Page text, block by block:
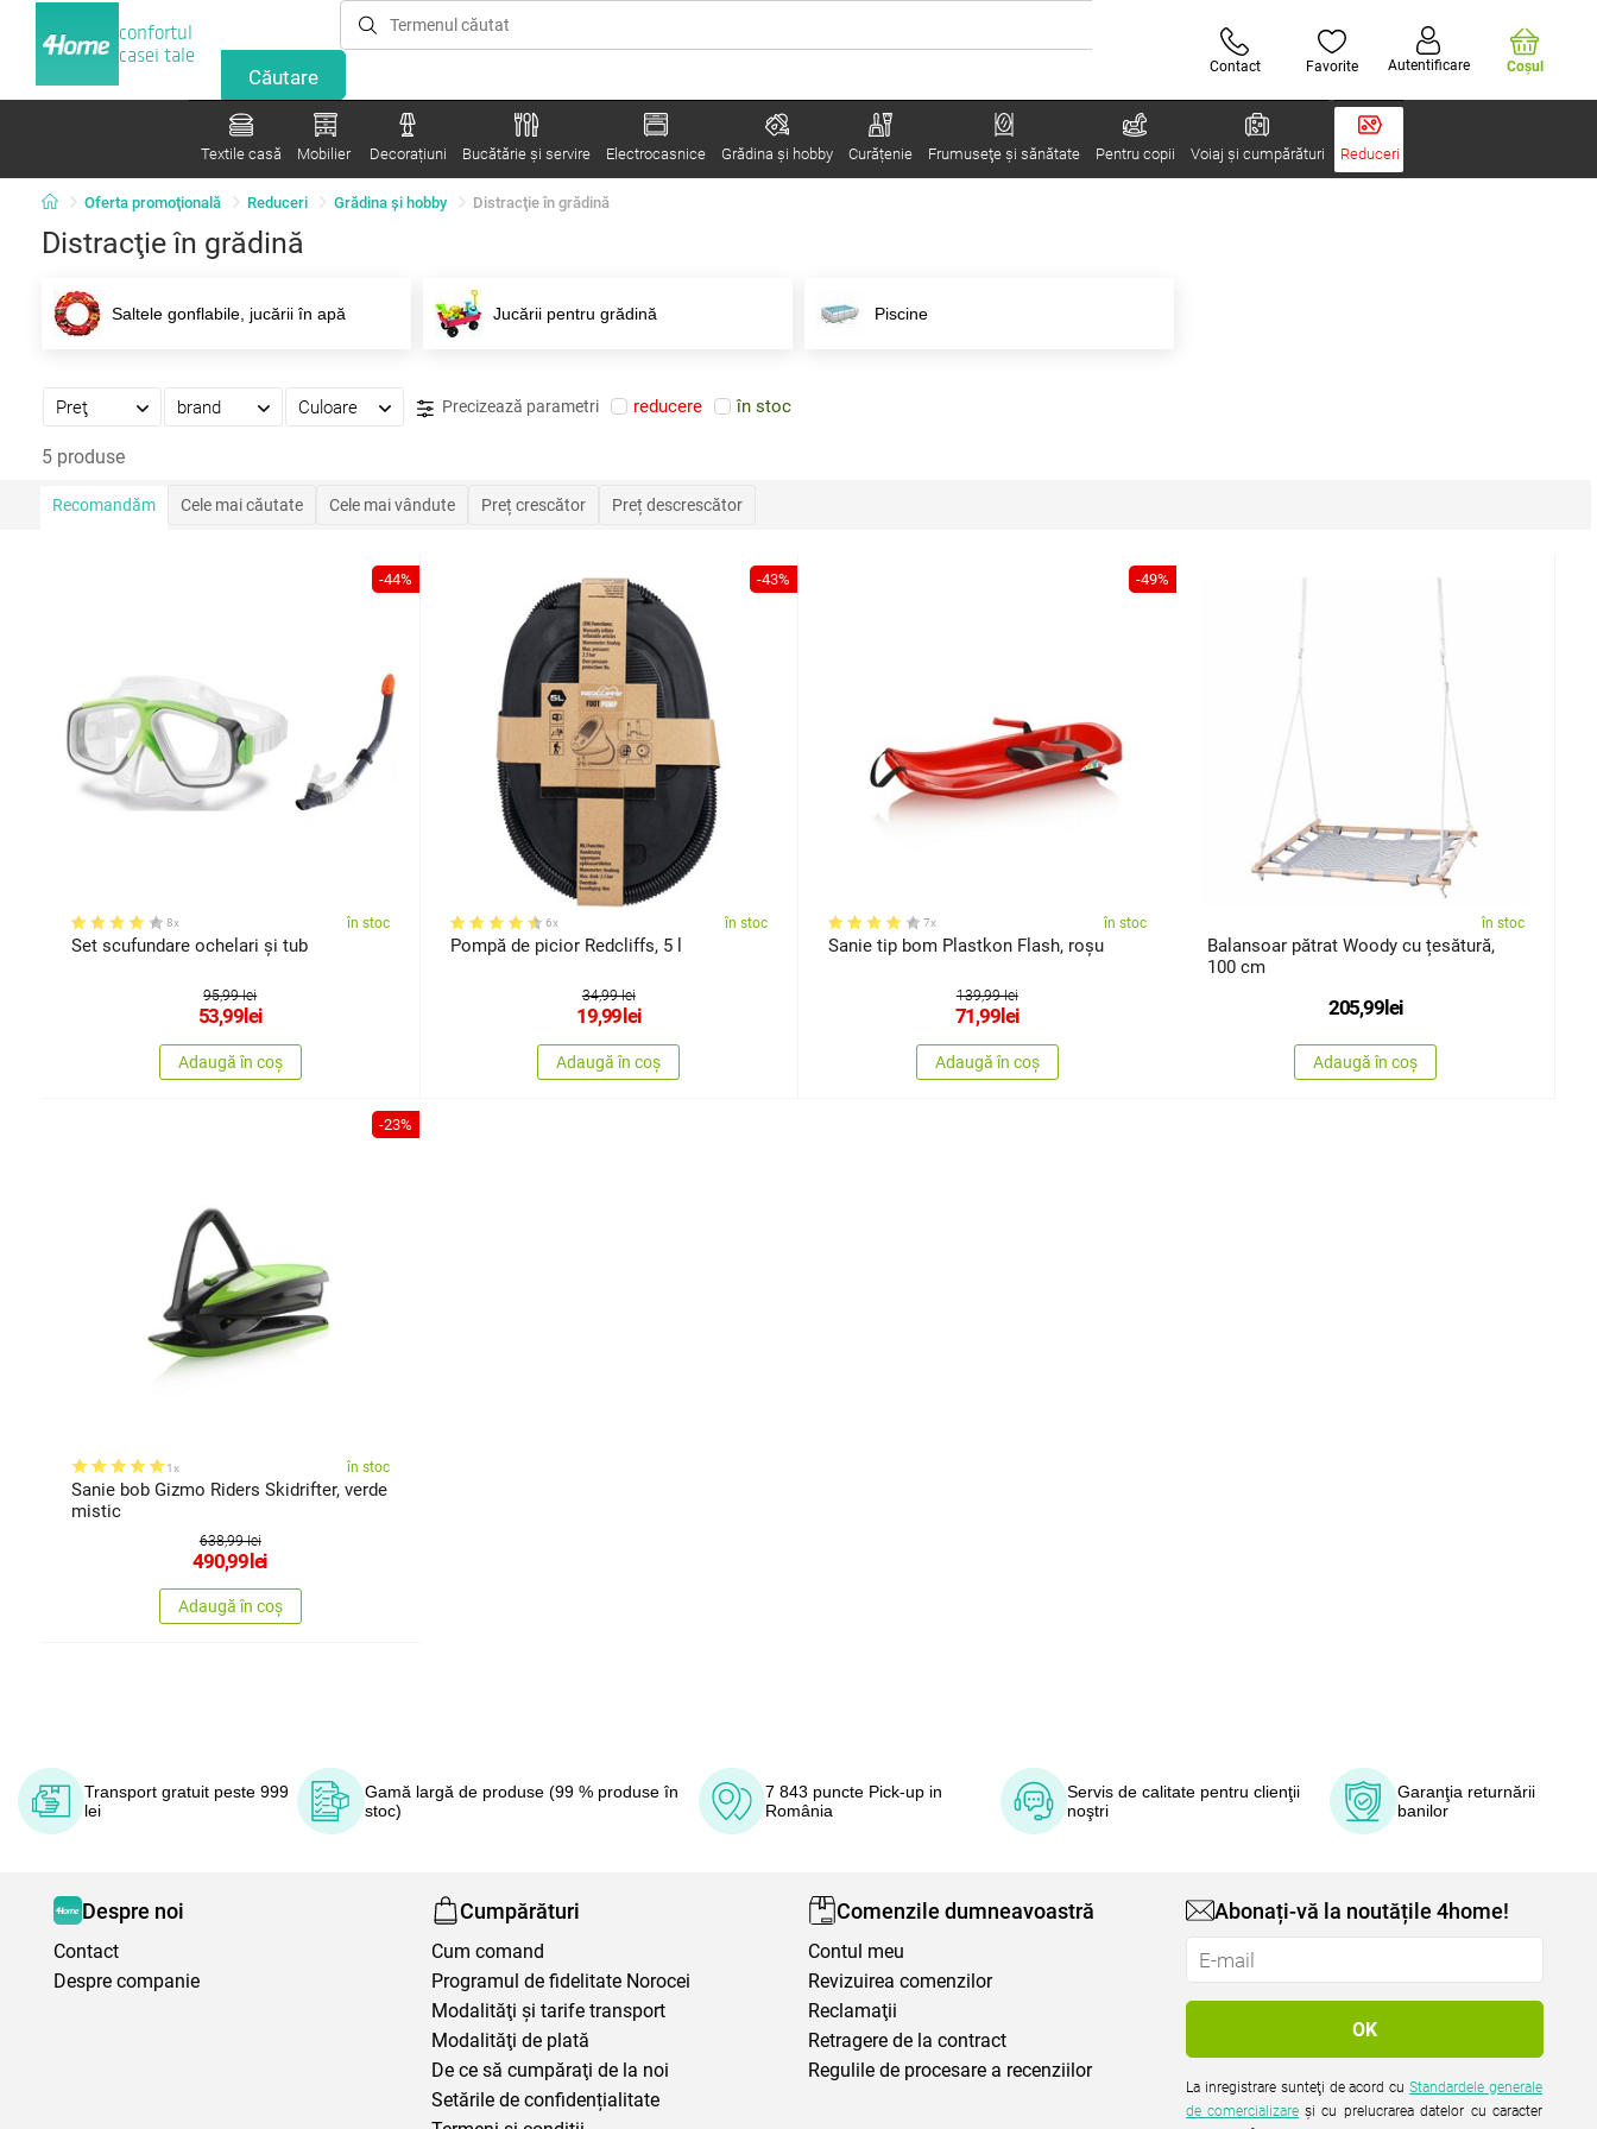
confortul
casei tale
Contact Favorite Autentificare Coşul
Textile casă Mobilier Decorațiuni Bucătărie și servire Electrocasnice Grădina şi hobby Curățenie Frumuseţe şi sănătate Pentru copii Voiaj și cumpărături Reduceri
Oferta promoţională Reduceri Grădina şi hobby Distracţie în grădină
Distracţie în grădină
Saltele gonflabile, jucării în apă Jucării pentru grădină Piscine
Preţ brand Culoare Precizează parametri reducere în stoc
5 produse
Recomandăm Cele mai căutate Cele mai vândute Preț crescător Preț descrescător
-44%
8x în stoc
Set scufundare ochelari și tub
95,99 lei
53,99 lei
Adaugă în coș
-43%
6x în stoc
Pompă de picior Redcliffs, 5 l
34,99 lei
19,99 lei
Adaugă în coș
-49%
7x în stoc
Sanie tip bom Plastkon Flash, roșu
139,99 lei
71,99 lei
Adaugă în coș
în stoc
Balansoar pătrat Woody cu țesătură,
100 cm
205,99 lei
Adaugă în coș
-23%
1x în stoc
Sanie bob Gizmo Riders Skidrifter, verde
mistic
638,99 lei
490,99lei
Adaugă în coș
Transport gratuit peste 999
lei
Gamă largă de produse (99 % produse în
stoc)
7 843 puncte Pick-up in
România
Servis de calitate pentru clienţii
noştri
Garanţia returnării
banilor
Despre noi
Contact
Despre companie
Cumpărături
Cum comand
Programul de fidelitate Norocei
Modalităţi şi tarife transport
Modalităţi de plată
De ce să cumpăraţi de la noi
Setările de confidențialitate
Comenzile dumneavoastră
Contul meu
Revizuirea comenzilor
Reclamaţii
Retragere de la contract
Regulile de procesare a recenziilor
Abonați-vă la noutățile 4home!
La inregistrare sunteţi de acord cuStandardele generale
de comercializare şi cu prelucrarea datelor cu caracter